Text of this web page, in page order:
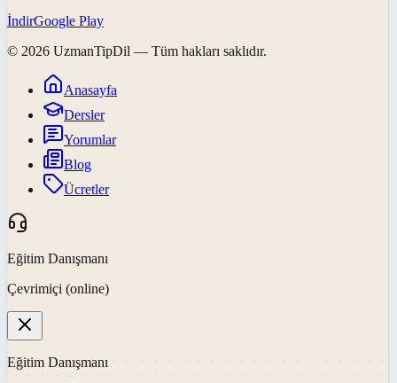
İndirGoogle Play
© 2026 UzmanTipDil — Tüm hakları saklıdır.
Anasayfa
Dersler
Yorumlar
Blog
Ücretler
Eğitim Danışmanı
Çevrimiçi (online)
Eğitim Danışmanı